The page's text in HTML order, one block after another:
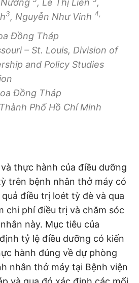
3, Nguyễn Như Vinh 4,
Đồng Tháp
– St. Louis, Division of
and Policy Studies
Đồng Tháp
Phố Hồ Chí Minh
thực hành của điều dưỡng
trên bệnh nhân thở máy có
điều trị loét tỳ đè và qua
chi phí điều trị và chăm sóc
này. Mục tiêu của
tỷ lệ điều dưỡng có kiến
hành đúng về dự phòng
nhân thở máy tại Bệnh viện